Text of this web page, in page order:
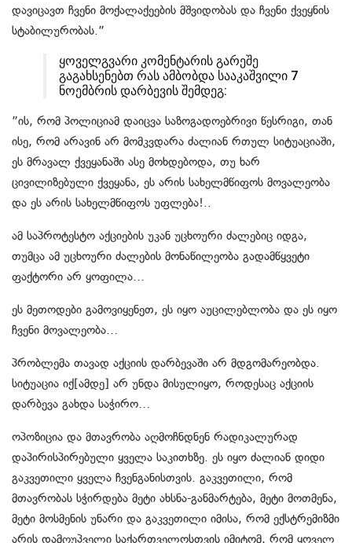
დავიცავთ ჩვენი მოქალაქეების მშვიდობას და ჩვენი ქვეყნის
სტაბილურობას.”
ყოველგვარი კომენტარის გარეშე
გაგახსენებთ რას ამბობდა სააკაშვილი 7
ნოემბრის დარბევის შემდეგ:
”ის, რომ პოლიციამ დაიცვა საზოგადოებრივი წესრიგი, თან
ისე, რომ არავინ არ მომკვდარა ძალიან რთულ სიტუაციაში,
ეს მრავალ ქვეყანაში ასე მოხდებოდა, თუ ხარ
ცივილიზებული ქვეყანა, ეს არის სახელმწიფოს მოვალეობა
და ეს არის სახელმწიფოს უფლება!..
ამ საპროტესტო აქციების უკან უცხოური ძალებიც იდგა,
თუმცა ამ უცხოური ძალების მონაწილეობა გადამწყვეტი
ფაქტორი არ ყოფილა…
ეს მეთოდები გამოვიყენეთ, ეს იყო აუცილებლობა და ეს იყო
ჩვენი მოვალეობა…
პრობლემა თავად აქციის დარბევაში არ მდგომარეობდა.
სიტუაცია იქ[ამდე] არ უნდა მისულიყო, როდესაც აქციის
დარბევა გახდა საჭირო…
ოპოზიცია და მთავრობა აღმოჩნდნენ რადიკალურად
დაპირისპირებული ყველა საკითხზე. ეს იყო ძალიან დიდი
გაკვეთილი ყველა ჩვენგანისთვის. გაკვეთილი, რომ
მთავრობას სჭირდება მეტი ახსნა-განმარტება, მეტი მოთმენა,
მეტი მოსმენის უნარი და გაკვეთილი იმისა, რომ ექსტრემიზმი
არის დამღუპველი საქართველოსთვის იმიტომ, რომ ყოველ